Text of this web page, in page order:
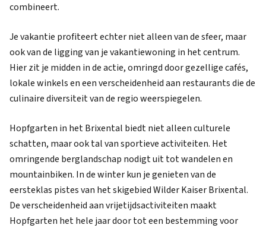
combineert.
Je vakantie profiteert echter niet alleen van de sfeer, maar
ook van de ligging van je vakantiewoning in het centrum.
Hier zit je midden in de actie, omringd door gezellige cafés,
lokale winkels en een verscheidenheid aan restaurants die de
culinaire diversiteit van de regio weerspiegelen.
Hopfgarten in het Brixental biedt niet alleen culturele
schatten, maar ook tal van sportieve activiteiten. Het
omringende berglandschap nodigt uit tot wandelen en
mountainbiken. In de winter kun je genieten van de
eersteklas pistes van het skigebied Wilder Kaiser Brixental.
De verscheidenheid aan vrijetijdsactiviteiten maakt
Hopfgarten het hele jaar door tot een bestemming voor